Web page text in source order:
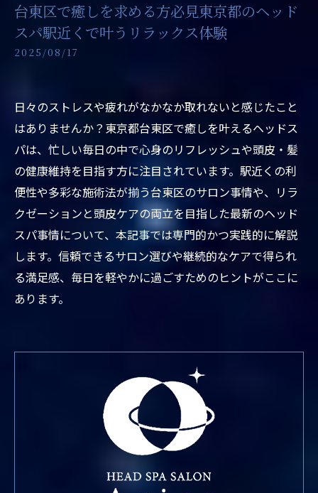
台東区で癒しを求める方必見東京都のヘッド
スパ駅近くで叶うリラックス体験
2025/08/17
日々のストレスや疲れがなかなか取れないと感じたこと
はありませんか？東京都台東区で癒しを叶えるヘッドス
パは、忙しい毎日の中で心身のリフレッシュや頭皮・髪
の健康維持を目指す方に注目されています。駅近くの利
便性や多彩な施術法が揃う台東区のサロン事情や、リラ
クゼーションと頭皮ケアの両立を目指した最新のヘッド
スパ事情について、本記事では専門的かつ実践的に解説
します。信頼できるサロン選びや継続的なケアで得られ
る満足感、毎日を軽やかに過ごすためのヒントがここに
あります。